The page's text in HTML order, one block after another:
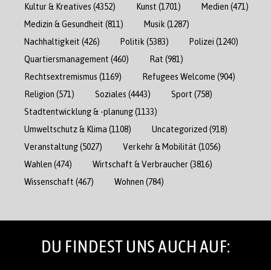
Kultur & Kreatives (4352) Kunst (1701) Medien (471)
Medizin & Gesundheit (811) Musik (1287)
Nachhaltigkeit (426) Politik (5383) Polizei (1240)
Quartiersmanagement (460) Rat (981)
Rechtsextremismus (1169) Refugees Welcome (904)
Religion (571) Soziales (4443) Sport (758)
Stadtentwicklung & -planung(1133)
Umweltschutz & Klima (1108) Uncategorized (918)
Veranstaltung(5027) Verkehr & Mobilität (1056)
Wahlen (474) Wirtschaft & Verbraucher(3816)
Wissenschaft (467) Wohnen (784)
DU FINDEST UNS AUCH AUF: